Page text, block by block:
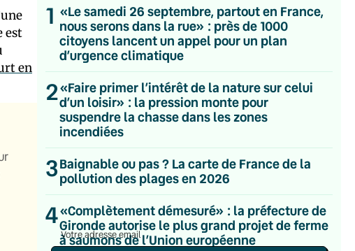
est
en
1 «Le samedi 26 septembre, partout en France,
nous serons dans la rue» : près de 1000
citoyens lancent un appel pour un plan
d’urgence climatique
2«Faire primer l’intérêt de la nature sur celui
d’un loisir» : la pression monte pour
suspendre la chasse dans les zones
incendiées
3Baignable ou pas ? La carte de France de la
pollution des plages en 2026
4«Complètement démesuré» : la préfecture de
Gironde autorise le plus grand projet de ferme
à saumons de l’Union européenne
💌 Inscrivez-vous à nos newsletters
Quotidienne
Du lundi au vendredi
Hebdomadaire
Le samedi
Chaleurs Actuelles
Une fois par mois
C’était Mieux Après
Occasionnelle